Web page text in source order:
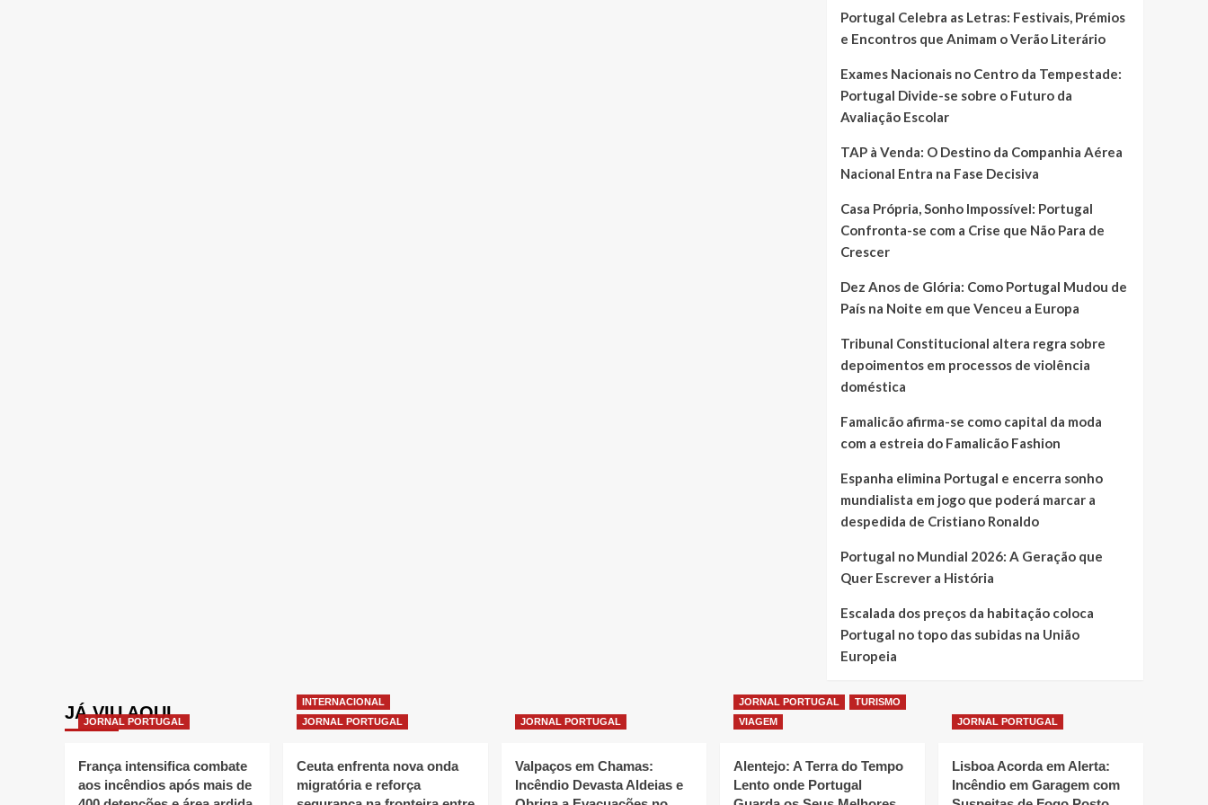
Portugal Celebra as Letras: Festivais, Prémios
e Encontros que Animam o Verão Literário
Exames Nacionais no Centro da Tempestade:
Portugal Divide-se sobre o Futuro da
Avaliação Escolar
TAP à Venda: O Destino da Companhia Aérea
Nacional Entra na Fase Decisiva
Casa Própria, Sonho Impossível: Portugal
Confronta-se com a Crise que Não Para de
Crescer
Dez Anos de Glória: Como Portugal Mudou de
País na Noite em que Venceu a Europa
Tribunal Constitucional altera regra sobre
depoimentos em processos de violência
doméstica
Famalicão afirma-se como capital da moda
com a estreia do Famalicão Fashion
Espanha elimina Portugal e encerra sonho
mundialista em jogo que poderá marcar a
despedida de Cristiano Ronaldo
Portugal no Mundial 2026: A Geração que
Quer Escrever a História
Escalada dos preços da habitação coloca
Portugal no topo das subidas na União
Europeia
JÁ VIU AQUI
JORNAL PORTUGAL
França intensifica combate
aos incêndios após mais de
INTERNACIONAL
JORNAL PORTUGAL
Ceuta enfrenta nova onda
migratória e reforça
JORNAL PORTUGAL
Valpaços em Chamas:
Incêndio Devasta Aldeias e
JORNAL PORTUGAL
TURISMO
VIAGEM
Alentejo: A Terra do Tempo
Lento onde Portugal
JORNAL PORTUGAL
Lisboa Acorda em Alerta:
Incêndio em Garagem com